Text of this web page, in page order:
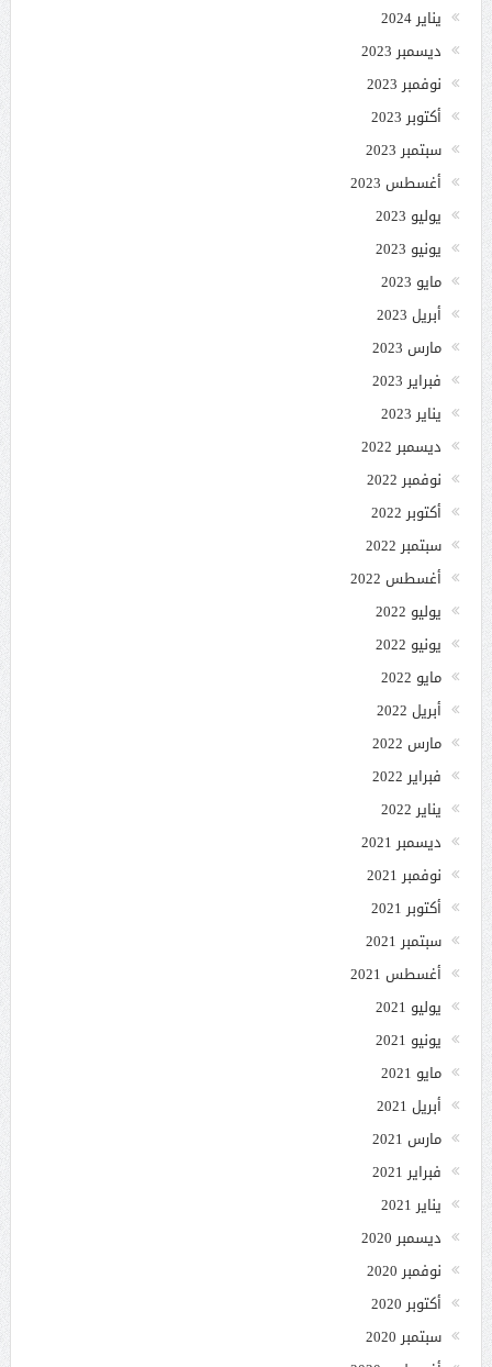
يناير 2024
ديسمبر 2023
نوفمبر 2023
أكتوبر 2023
سبتمبر 2023
أغسطس 2023
يوليو 2023
يونيو 2023
مايو 2023
أبريل 2023
مارس 2023
فبراير 2023
يناير 2023
ديسمبر 2022
نوفمبر 2022
أكتوبر 2022
سبتمبر 2022
أغسطس 2022
يوليو 2022
يونيو 2022
مايو 2022
أبريل 2022
مارس 2022
فبراير 2022
يناير 2022
ديسمبر 2021
نوفمبر 2021
أكتوبر 2021
سبتمبر 2021
أغسطس 2021
يوليو 2021
يونيو 2021
مايو 2021
أبريل 2021
مارس 2021
فبراير 2021
يناير 2021
ديسمبر 2020
نوفمبر 2020
أكتوبر 2020
سبتمبر 2020